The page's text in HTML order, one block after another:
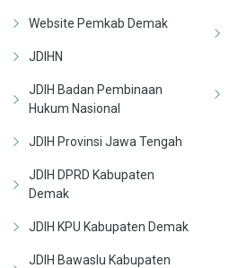
Website Pemkab Demak
JDIHN
JDIH Badan Pembinaan
Hukum Nasional
JDIH Provinsi Jawa Tengah
JDIH DPRD Kabupaten
Demak
JDIH KPU Kabupaten Demak
JDIH Bawaslu Kabupaten